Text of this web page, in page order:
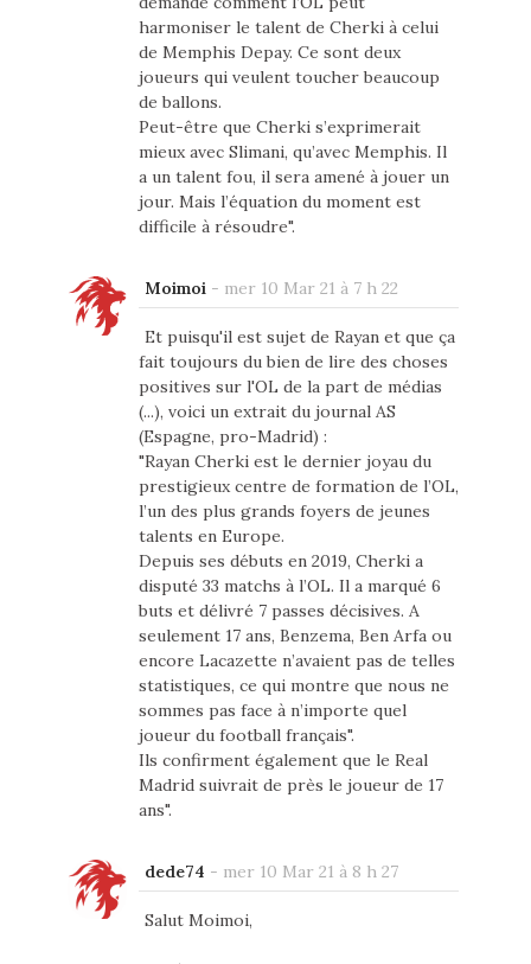
harmoniser le talent de Cherki à celui
de Memphis Depay. Ce sont deux
joueurs qui veulent toucher beaucoup
de ballons.
Peut-être que Cherki s’exprimerait
mieux avec Slimani, qu’avec Memphis. Il
a un talent fou, il sera amené à jouer un
jour. Mais l’équation du moment est
difficile à résoudre".
Moimoi- mer 10 Mar 21 à 7 h 22
Et puisqu'il est sujet de Rayan et que ça
fait toujours du bien de lire des choses
positives sur l'OL de la part de médias
(...), voici un extrait du journal AS
(Espagne, pro-Madrid) :
"Rayan Cherki est le dernier joyau du
prestigieux centre de formation de l’OL,
l’un des plus grands foyers de jeunes
talents en Europe.
Depuis ses débuts en 2019, Cherki a
disputé 33 matchs à l’OL. Il a marqué 6
buts et délivré 7 passes décisives. A
seulement 17 ans, Benzema, Ben Arfa ou
encore Lacazette n’avaient pas de telles
statistiques, ce qui montre que nous ne
sommes pas face à n’importe quel
joueur du football français".
Ils confirment également que le Real
Madrid suivrait de près le joueur de 17
ans".
dede74 - mer 10 Mar 21 à 8 h 27
Salut Moimoi,